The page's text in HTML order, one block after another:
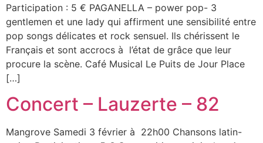
Participation : 5 € PAGANELLA – power pop- 3
gentlemen et une lady qui affirment une sensibilité entre
pop songs délicates et rock sensuel. Ils chérissent le
Français et sont accrocs à l’état de grâce que leur
procure la scène. Café Musical Le Puits de Jour Place
[…]
Concert – Lauzerte – 82
Mangrove Samedi 3 février à 22h00 Chansons latin-